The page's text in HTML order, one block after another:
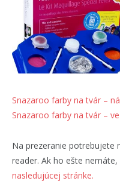
Snazaroo farby na tvár –
Snazaroo farby na tvár –
Na prezeranie potrebujete
reader. Ak ho ešte
nasledujúcej stránke.